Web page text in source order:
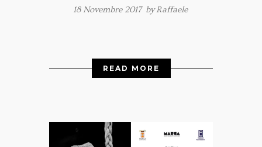
18 Novembre 2017 byRaffaele
READ MORE